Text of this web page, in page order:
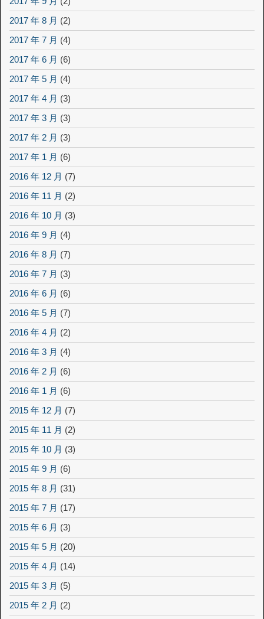
2017 年 8 月 (2)
2017 年 7 月 (4)
2017 年 6 月 (6)
2017 年 5 月 (4)
2017 年 4 月 (3)
2017 年 3 月 (3)
2017 年 2 月 (3)
2017 年 1 月 (6)
2016 年 12 月 (7)
2016 年 11 月 (2)
2016 年 10 月 (3)
2016 年 9 月 (4)
2016 年 8 月 (7)
2016 年 7 月 (3)
2016 年 6 月 (6)
2016 年 5 月 (7)
2016 年 4 月 (2)
2016 年 3 月 (4)
2016 年 2 月 (6)
2016 年 1 月 (6)
2015 年 12 月 (7)
2015 年 11 月 (2)
2015 年 10 月 (3)
2015 年 9 月 (6)
2015 年 8 月 (31)
2015 年 7 月 (17)
2015 年 6 月 (3)
2015 年 5 月 (20)
2015 年 4 月 (14)
2015 年 3 月 (5)
2015 年 2 月 (2)